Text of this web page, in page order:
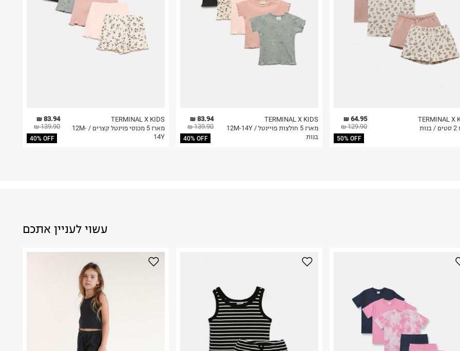
בלבד. לא ניתן
83.94 ₪
139.90 ₪
40% OFF
TERMINAL X KIDS
מארז 5 מכנסי פוינטל קצרים / 12M-
14Y
83.94 ₪
139.90 ₪
40% OFF
TERMINAL X KIDS
מארז 5 חולצות פויינטל / 12M-14Y
בנות
64.95 ₪
129.90 ₪
50% OFF
TERMINAL X
עשוי לעניין אתכם